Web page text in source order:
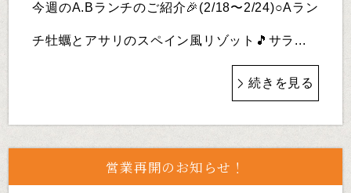
今週のA.Bランチのご紹介🎉(2/18〜2/24)○Aラン
チ牡蠣とアサリのスペイン風リゾット🎵サラ...
続きを見る
営業再開のお知らせ！